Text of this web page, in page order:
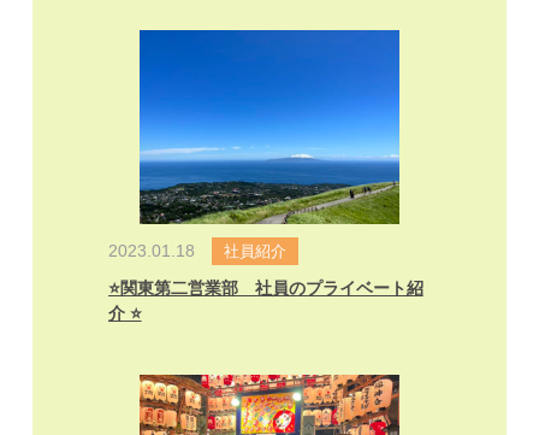
2023.01.18 社員紹介
⭐️関東第二営業部 社員のプライベート紹
介 ⭐️